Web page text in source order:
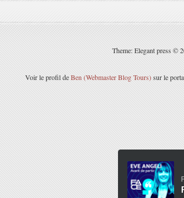
Theme: Elegant press ©
Voir le profil deBen (Webmaster Blog Tours)sur le